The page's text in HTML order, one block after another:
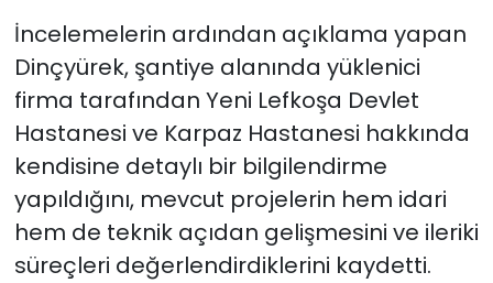
İncelemelerin ardından açıklama yapan
Dinçyürek, şantiye alanında yüklenici
firma tarafından Yeni Lefkoşa Devlet
Hastanesi ve Karpaz Hastanesi hakkında
kendisine detaylı bir bilgilendirme
yapıldığını, mevcut projelerin hem idari
hem de teknik açıdan gelişmesini ve ileriki
süreçleri değerlendirdiklerini kaydetti.